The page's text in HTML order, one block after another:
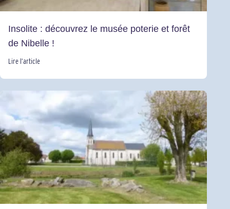
Insolite : découvrez le musée poterie et forêt
de Nibelle !
Lire l’article